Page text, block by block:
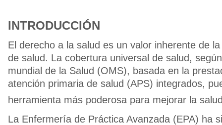
INTRODUCCIÓN
El derecho a la salud es un valor inherente de
de salud. La cobertura universal de salud,
mundial de la Salud (OMS), basada en la
atención primaria de salud (APS) integrados,
herramienta más poderosa para mejorar la
La Enfermería de Práctica Avanzada (EPA) ha